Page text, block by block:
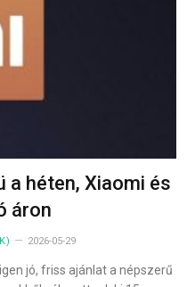
a héten, Xiaomi és
áron
2026-05-29
jó, friss ajánlat a népszerű